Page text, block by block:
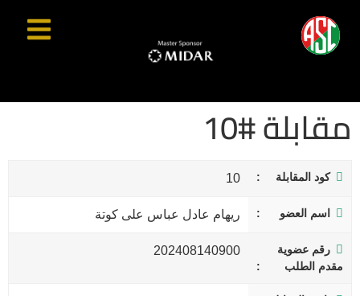
مقابلة #10
كود المقابلة 10
اسم العضو ريهام عادل عباس على كوتة
رقم عضوية
مقدم الطلب
202408140900